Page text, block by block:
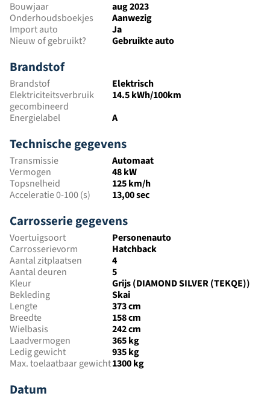
Bouwjaar
aug 2023
Onderhoudsboekjes
Aanwezig
Import auto
Ja
Nieuw of gebruikt?
Gebruikte auto
Brandstof
Brandstof
Elektrisch
Elektriciteitsverbruik
gecombineerd
14.5 kWh/100km
Energielabel
A
Technische gegevens
Transmissie
Automaat
Vermogen
48 kW
Topsnelheid
125 km/h
Acceleratie 0-100 (s)
13,00 sec
Carrosserie gegevens
Voertuigsoort
Personenauto
Carrosserievorm
Hatchback
Aantal zitplaatsen
4
Aantal deuren
5
Kleur
Grijs (DIAMOND SILVER (TEKQE))
Bekleding
Skai
Lengte
373 cm
Breedte
158 cm
Wielbasis
242 cm
Laadvermogen
365 kg
Ledig gewicht
935 kg
Max. toelaatbaar gewicht1300 kg
Datum